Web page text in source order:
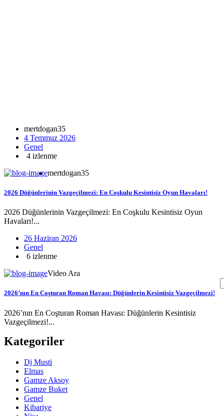
mertdogan35
4 Temmuz 2026
Genel
4 izlenme
2026 Düğünlerinin Vazgeçilmezi: En Coşkulu Kesintisiz Oyun Havaları!
2026 Düğünlerinin Vazgeçilmezi: En Coşkulu Kesintisiz Oyun
Havaları!...
mertdogan35
26 Haziran 2026
Genel
6 izlenme
2026’nın En Coşturan Roman Havası: Düğünlerin Kesintisiz Vazgeçilmezi!
2026’nın En Coşturan Roman Havası: Düğünlerin Kesintisiz
Vazgeçilmezi!...
Video Ara
Kategoriler
Dj Musti
Elmas
Gamze Aksoy
Gamze Buket
Genel
Kibariye